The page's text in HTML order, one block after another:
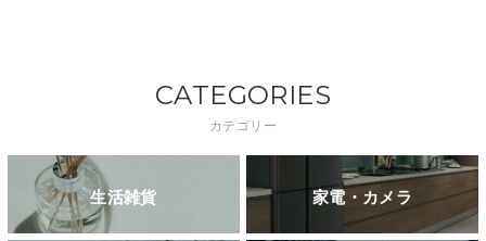
CATEGORIES
カテゴリー
生活雑貨 家電・カメラ